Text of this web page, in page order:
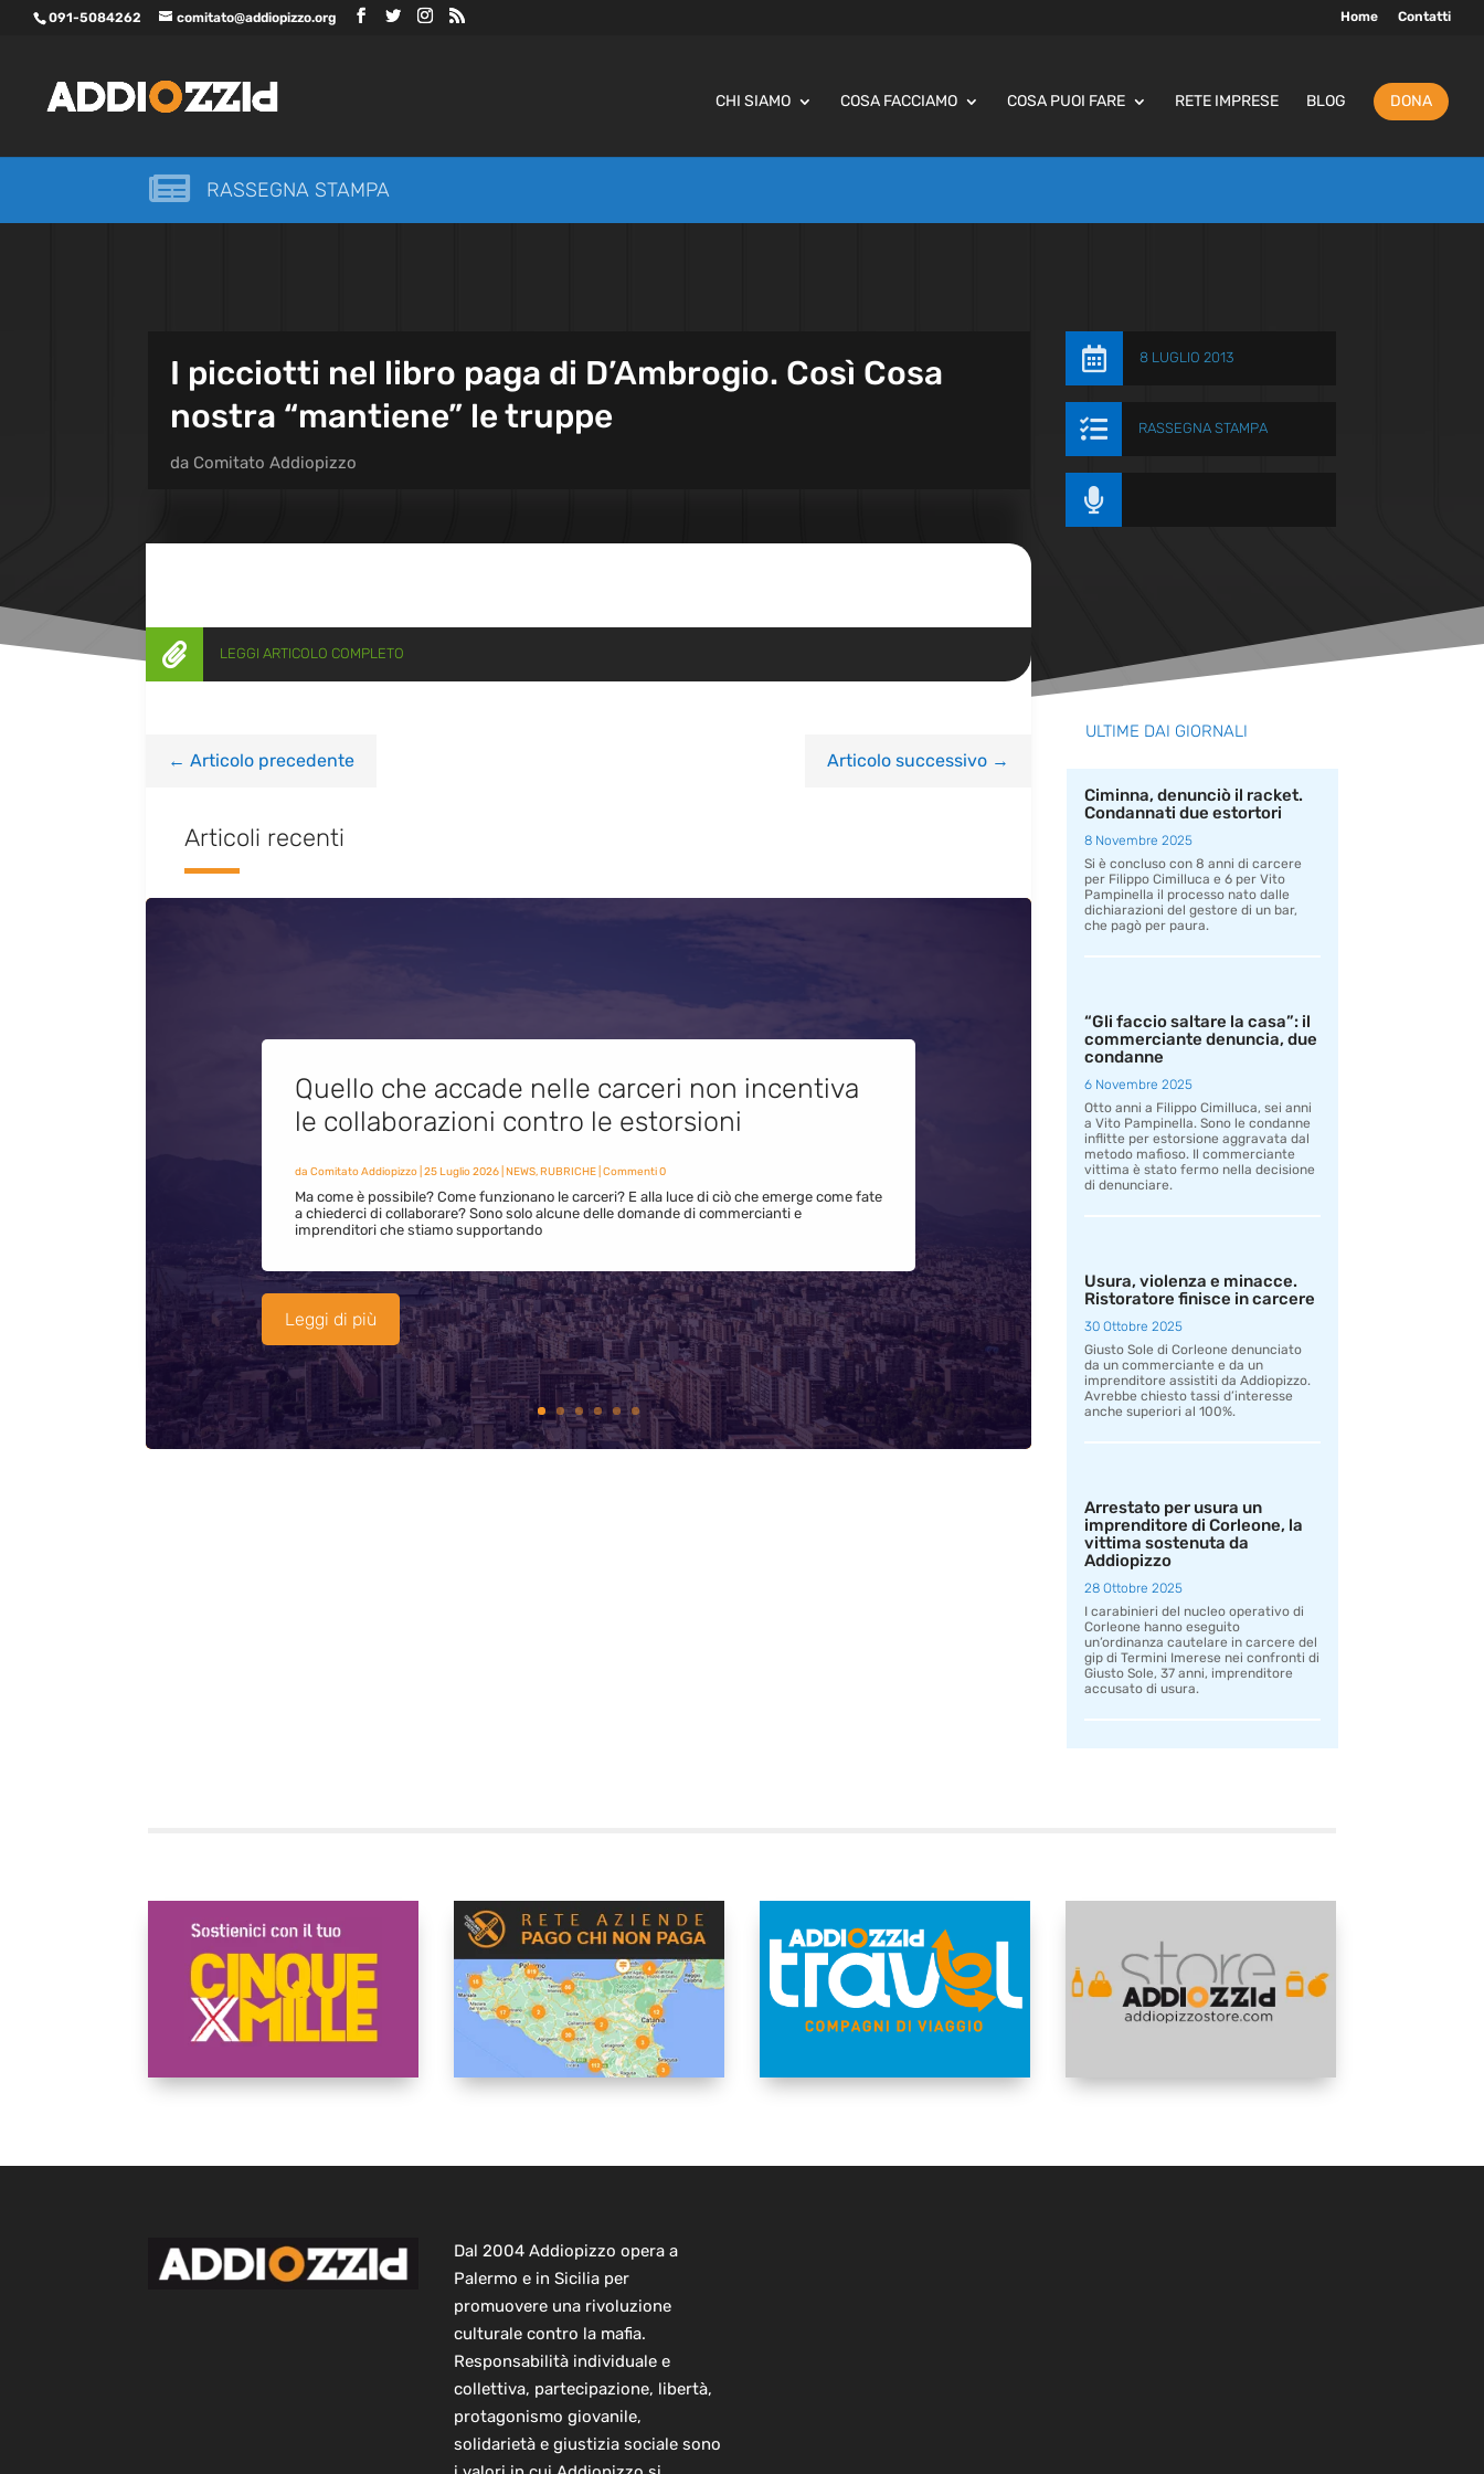
091-5084262 comitato@addiopizzo.org Home Contatti
CHI SIAMO COSA FACCIAMO COSA PUOI FARE RETE IMPRESE BLOG DONA
 RASSEGNA STAMPA
I picciotti nel libro paga di D’Ambrogio. Così Cosa
nostra “mantiene” le truppe
da Comitato Addiopizzo
 8 LUGLIO 2013
 RASSEGNA STAMPA

 LEGGI ARTICOLO COMPLETO
← Articolo precedente Articolo successivo→
Articoli recenti
Quello che accade nelle carceri non incentiva
le collaborazioni contro le estorsioni
da Comitato Addiopizzo| 25 Luglio 2026| NEWS,RUBRICHE| Commenti 0
Ma come è possibile? Come funzionano le carceri? E alla luce di ciò che emerge come fate
a chiederci di collaborare? Sono solo alcune delle domande di commercianti e
imprenditori che stiamo supportando
Leggi di più
ULTIME DAI GIORNALI
Ciminna, denunciò il racket.
Condannati due estortori
8 Novembre 2025
Si è concluso con 8 anni di carcere
per Filippo Cimilluca e 6 per Vito
Pampinella il processo nato dalle
dichiarazioni del gestore di un bar,
che pagò per paura.
“Gli faccio saltare la casa”: il
commerciante denuncia, due
condanne
6 Novembre 2025
Otto anni a Filippo Cimilluca, sei anni
a Vito Pampinella. Sono le condanne
inflitte per estorsione aggravata dal
metodo mafioso. Il commerciante
vittima è stato fermo nella decisione
di denunciare.
Usura, violenza e minacce.
Ristoratore finisce in carcere
30 Ottobre 2025
Giusto Sole di Corleone denunciato
da un commerciante e da un
imprenditore assistiti da Addiopizzo.
Avrebbe chiesto tassi d’interesse
anche superiori al 100%.
Arrestato per usura un
imprenditore di Corleone, la
vittima sostenuta da
Addiopizzo
28 Ottobre 2025
I carabinieri del nucleo operativo di
Corleone hanno eseguito
un’ordinanza cautelare in carcere del
gip di Termini Imerese nei confronti di
Giusto Sole, 37 anni, imprenditore
accusato di usura.
Dal 2004 Addiopizzo opera a
Palermo e in Sicilia per
promuovere una rivoluzione
culturale contro la mafia.
Responsabilità individuale e
collettiva, partecipazione, libertà,
protagonismo giovanile,
solidarietà e giustizia sociale sono